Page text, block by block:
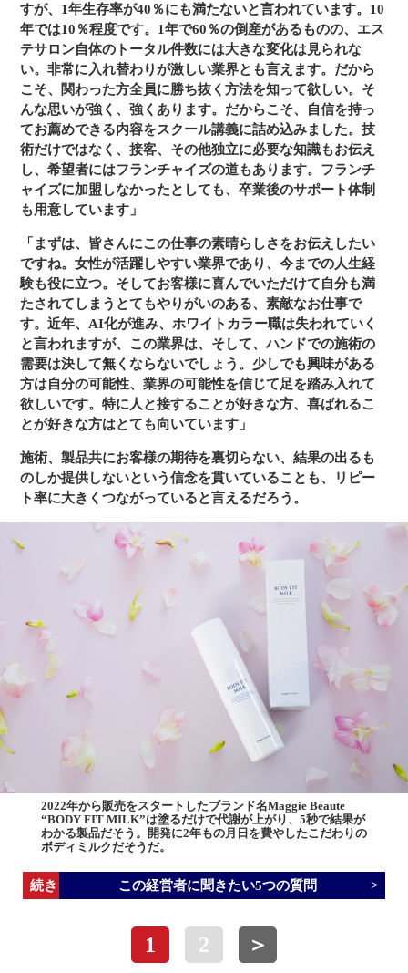
すが、1年生存率が40％にも満たないと言われています。10
年では10％程度です。1年で60％の倒産があるものの、エス
テサロン自体のトータル件数には大きな変化は見られな
い。非常に入れ替わりが激しい業界とも言えます。だから
こそ、関わった方全員に勝ち抜く方法を知って欲しい。そ
んな思いが強く、強くあります。だからこそ、自信を持っ
てお薦めできる内容をスクール講義に詰め込みました。技
術だけではなく、接客、その他独立に必要な知識もお伝え
し、希望者にはフランチャイズの道もあります。フランチ
ャイズに加盟しなかったとしても、卒業後のサポート体制
も用意しています」
「まずは、皆さんにこの仕事の素晴らしさをお伝えしたい
ですね。女性が活躍しやすい業界であり、今までの人生経
験も役に立つ。そしてお客様に喜んでいただけて自分も満
たされてしまうとてもやりがいのある、素敵なお仕事で
す。近年、AI化が進み、ホワイトカラー職は失われていく
と言われますが、この業界は、そして、ハンドでの施術の
需要は決して無くならないでしょう。少しでも興味がある
方は自分の可能性、業界の可能性を信じて足を踏み入れて
欲しいです。特に人と接することが好きな方、喜ばれるこ
とが好きな方はとても向いています」
施術、製品共にお客様の期待を裏切らない、結果の出るも
のしか提供しないという信念を貫いていることも、リピー
ト率に大きくつながっていると言えるだろう。
2022年から販売をスタートしたブランド名Maggie Beaute
“BODY FIT MILK”は塗るだけで代謝が上がり、5秒で結果が
わかる製品だそう。開発に2年もの月日を費やしたこだわりの
ボディミルクだそうだ。
この経営者に聞きたい5つの質問
1 2 ＞